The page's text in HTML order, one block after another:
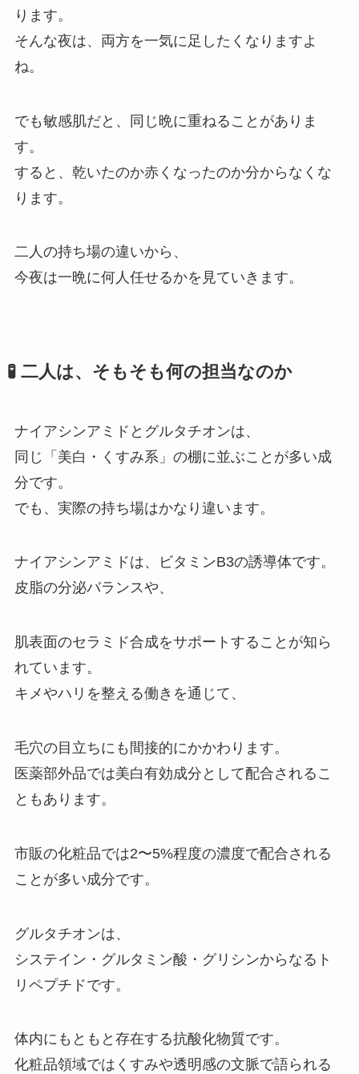
ります。
そんな夜は、両方を一気に足したくなりますよ
ね。
でも敏感肌だと、同じ晩に重ねることがありま
す。
すると、乾いたのか赤くなったのか分からなくな
ります。
二人の持ち場の違いから、
今夜は一晩に何人任せるかを見ていきます。
🧪 二人は、そもそも何の担当なのか
ナイアシンアミドとグルタチオンは、
同じ「美白・くすみ系」の棚に並ぶことが多い成
分です。
でも、実際の持ち場はかなり違います。
ナイアシンアミドは、ビタミンB3の誘導体です。
皮脂の分泌バランスや、
肌表面のセラミド合成をサポートすることが知ら
れています。
キメやハリを整える働きを通じて、
毛穴の目立ちにも間接的にかかわります。
医薬部外品では美白有効成分として配合されるこ
ともあります。
市販の化粧品では2〜5%程度の濃度で配合される
ことが多い成分です。
グルタチオンは、
システイン・グルタミン酸・グリシンからなるト
リペプチドです。
体内にもともと存在する抗酸化物質です。
化粧品領域ではくすみや透明感の文脈で語られる